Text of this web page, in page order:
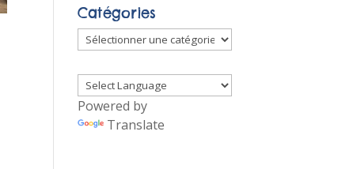
Catégories
Catégories
Powered by
Translate